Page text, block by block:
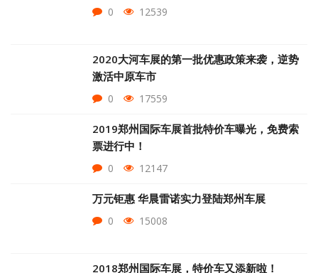
0 12539
2020大河车展的第一批优惠政策来袭，逆势
激活中原车市
0 17559
2019郑州国际车展首批特价车曝光，免费索
票进行中！
0 12147
万元钜惠 华晨雷诺实力登陆郑州车展
0 15008
2018郑州国际车展，特价车又添新啦！